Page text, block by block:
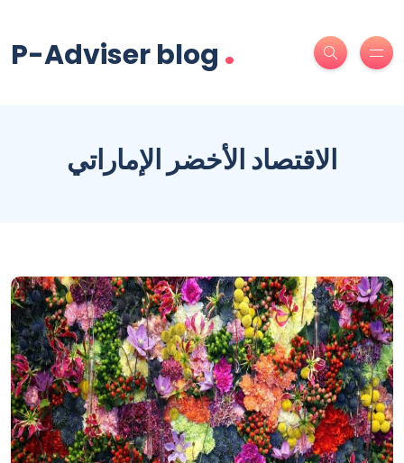
P-Adviser blog .
الاقتصاد الأخضر الإماراتي